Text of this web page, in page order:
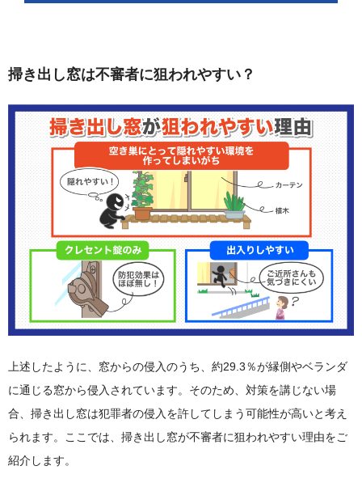
掃き出し窓は不審者に狙われやすい？
上述したように、窓からの侵入のうち、約29.3％が縁側やベランダ
に通じる窓から侵入されています。そのため、対策を講じない場
合、掃き出し窓は犯罪者の侵入を許してしまう可能性が高いと考え
られます。ここでは、掃き出し窓が不審者に狙われやすい理由をご
紹介します。